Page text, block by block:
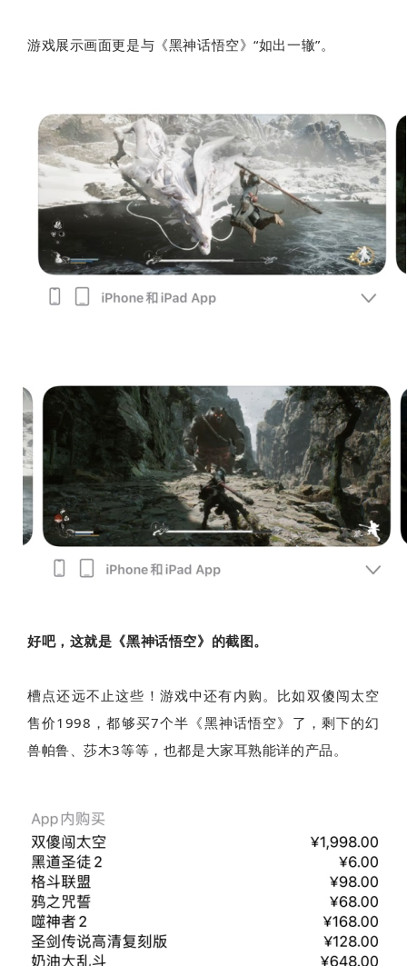
游戏展示画面更是与《黑神话悟空》“如出一辙”。
好吧，这就是《黑神话悟空》的截图。
槽点还远不止这些！游戏中还有内购。比如双傻闯太空
售价1998，都够买7个半《黑神话悟空》了，剩下的幻
兽帕鲁、莎木3等等，也都是大家耳熟能详的产品。